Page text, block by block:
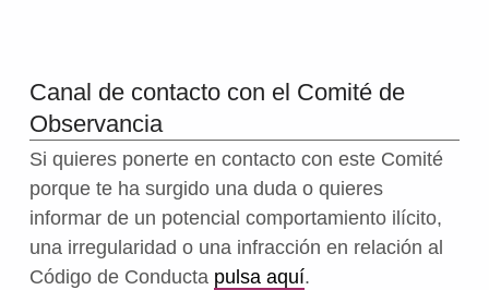
Canal de contacto con el Comité de
Observancia
Si quieres ponerte en contacto con este Comité
porque te ha surgido una duda o quieres
informar de un potencial comportamiento ilícito,
una irregularidad o una infracción en relación al
Código de Conducta pulsa aquí.